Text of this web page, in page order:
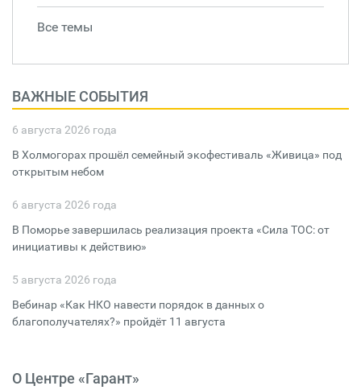
Все темы
ВАЖНЫЕ СОБЫТИЯ
6 августа 2026 года
В Холмогорах прошёл семейный экофестиваль «Живица» под
открытым небом
6 августа 2026 года
В Поморье завершилась реализация проекта «Сила ТОС: от
инициативы к действию»
5 августа 2026 года
Вебинар «Как НКО навести порядок в данных о
благополучателях?» пройдёт 11 августа
О Центре «Гарант»